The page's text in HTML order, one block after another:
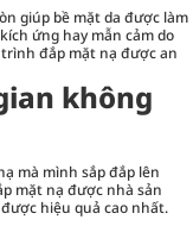
giúp bề mặt da được làm
ứng hay mẫn cảm do
đắp mặt nạ được an
không
mà mình sắp đắp lên
mặt nạ được nhà sản
hiệu quả cao nhất.